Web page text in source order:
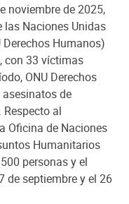
noviembre de 2025,
Naciones Unidas
Humanos)
con 33 víctimas
ONU Derechos
de
al
Oficina de Naciones
Humanitarios
personas y el
de septiembre y el 26